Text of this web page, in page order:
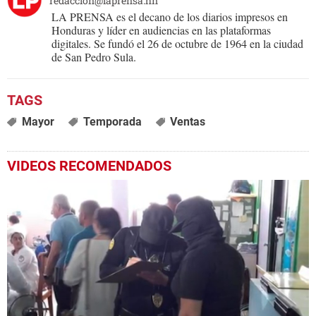
LA PRENSA es el decano de los diarios impresos en
Honduras y líder en audiencias en las plataformas
digitales. Se fundó el 26 de octubre de 1964 en la ciudad
de San Pedro Sula.
Mayor Temporada Ventas
VIDEOS RECOMENDADOS